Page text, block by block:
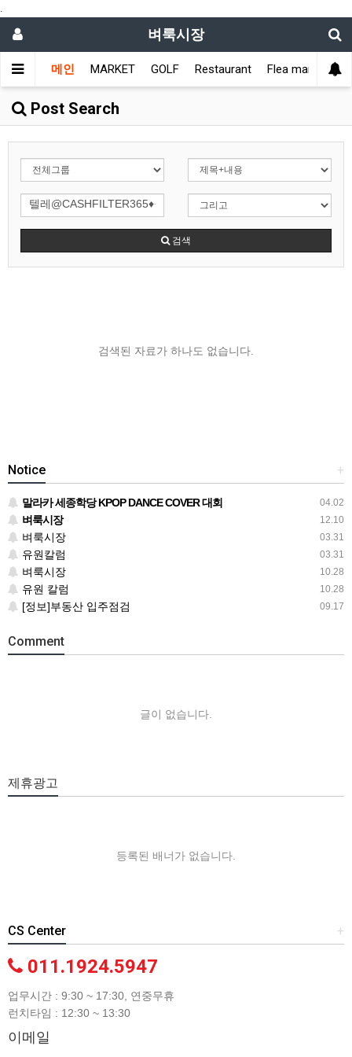
.
벼룩시장
메인 MARKET GOLF Restaurant Flea market
Post Search
검색
검색된 자료가 하나도 없습니다.
+
Notice
04.02
말라카 세종학당 KPOP DANCE COVER 대회
12.10
벼룩시장
03.31
벼룩시장
03.31
유원칼럼
10.28
벼룩시장
10.28
유원 칼럼
09.17
[정보]부동산 입주점검
Comment
글이 없습니다.
제휴광고
등록된 배너가 없습니다.
+
CS Center
011.1924.5947
업무시간 : 9:30 ~ 17:30, 연중무휴
런치타임 : 12:30 ~ 13:30
이메일